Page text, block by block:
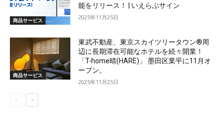
商品サービス
能をリリース！ | いえらぶサイン
2025年11月25日
商品サービス
東武不動産、東京スカイツリータウン®周
辺に長期滞在可能なホテルを続々開業！
「T-home晴(HARE)」 墨田区業平に11月オ
ープン。
2025年11月25日